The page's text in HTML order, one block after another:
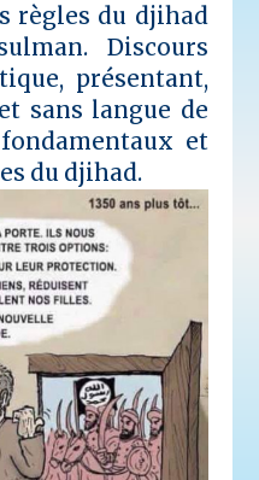
règles du djihad
Discours
présentant,
sans langue de
et
du djihad.